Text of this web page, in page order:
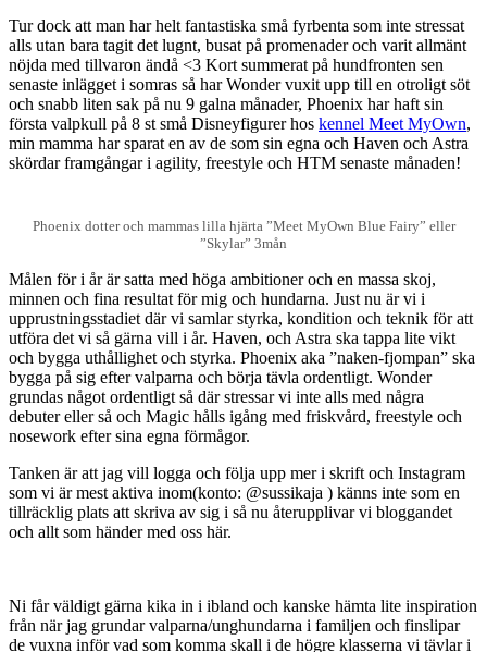
Tur dock att man har helt fantastiska små fyrbenta som inte stressat
alls utan bara tagit det lugnt, busat på promenader och varit allmänt
nöjda med tillvaron ändå <3 Kort summerat på hundfronten sen
senaste inlägget i somras så har Wonder vuxit upp till en otroligt söt
och snabb liten sak på nu 9 galna månader, Phoenix har haft sin
första valpkull på 8 st små Disneyfigurer hos kennel Meet MyOwn,
min mamma har sparat en av de som sin egna och Haven och Astra
skördar framgångar i agility, freestyle och HTM senaste månaden!
Phoenix dotter och mammas lilla hjärta ”Meet MyOwn Blue Fairy” eller
”Skylar” 3mån
Målen för i år är satta med höga ambitioner och en massa skoj,
minnen och fina resultat för mig och hundarna. Just nu är vi i
upprustningsstadiet där vi samlar styrka, kondition och teknik för att
utföra det vi så gärna vill i år. Haven, och Astra ska tappa lite vikt
och bygga uthållighet och styrka. Phoenix aka ”naken-fjompan” ska
bygga på sig efter valparna och börja tävla ordentligt. Wonder
grundas något ordentligt så där stressar vi inte alls med några
debuter eller så och Magic hålls igång med friskvård, freestyle och
nosework efter sina egna förmågor.
Tanken är att jag vill logga och följa upp mer i skrift och Instagram
som vi är mest aktiva inom(konto: @sussikaja ) känns inte som en
tillräcklig plats att skriva av sig i så nu återupplivar vi bloggandet
och allt som händer med oss här.
Ni får väldigt gärna kika in i ibland och kanske hämta lite inspiration
från när jag grundar valparna/unghundarna i familjen och finslipar
de vuxna inför vad som komma skall i de högre klasserna vi tävlar i